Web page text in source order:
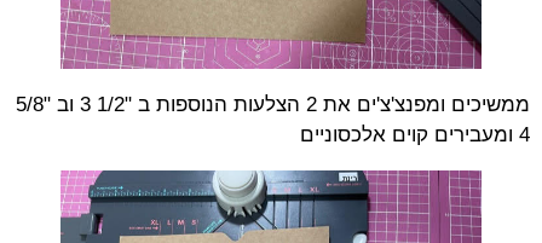
ממשיכים ומפנצ'צ'ים את 2 הצלעות הנוספות ב "1/2 3 וב "5/8
4 ומעבירים קוים אלכסוניים